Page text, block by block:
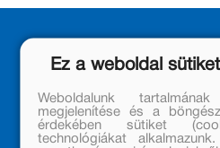
Ez a weboldal
Weboldalunk
megjelenítése és a
érdekében sütiket
technológiákat